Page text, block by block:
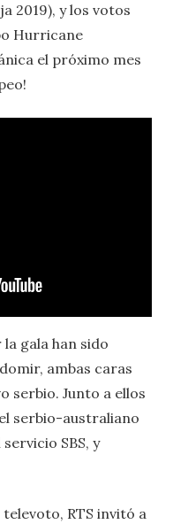
2019), y los votos
Hurricane
el próximo mes
gala han sido
ambas caras
serbio. Junto a ellos
serbio-australiano
SBS, y
RTS invitó a